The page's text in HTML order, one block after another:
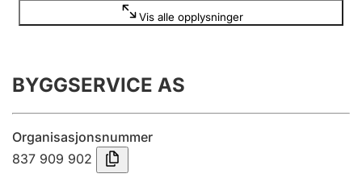
Årsregnskap
Innsending og forsinkelsesgebyr
Vis alle opplysninger
BYGGSERVICE AS
Organisasjonsnummer
837 909 902